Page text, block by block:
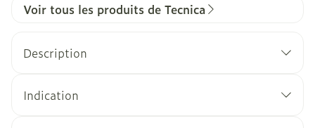
Voir tous les produits de Tecnica
Description
Indication